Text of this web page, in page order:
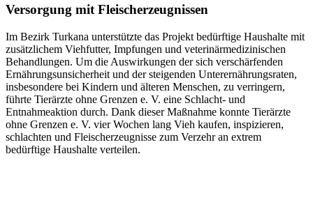
Versorgung mit Fleischerzeugnissen
Im Bezirk Turkana unterstützte das Projekt bedürftige Haushalte mit
zusätzlichem Viehfutter, Impfungen und veterinärmedizinischen
Behandlungen. Um die Auswirkungen der sich verschärfenden
Ernährungsunsicherheit und der steigenden Unterernährungsraten,
insbesondere bei Kindern und älteren Menschen, zu verringern,
führte Tierärzte ohne Grenzen e. V. eine Schlacht- und
Entnahmeaktion durch. Dank dieser Maßnahme konnte Tierärzte
ohne Grenzen e. V. vier Wochen lang Vieh kaufen, inspizieren,
schlachten und Fleischerzeugnisse zum Verzehr an extrem
bedürftige Haushalte verteilen.